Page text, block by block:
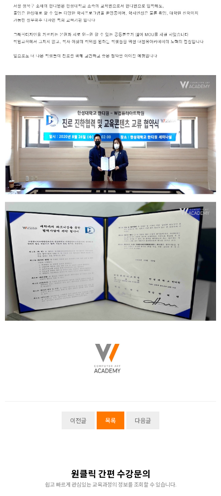
지점별 홈페이지
이전글 목록 다음글
원클릭 간편 수강문의
쉽고 빠르게 관심있는 교육과정의 정보를 조회할 수 있습니다.